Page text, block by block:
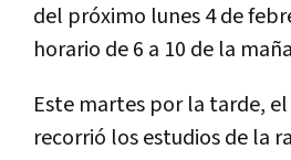
del próximo lunes 4 de
horario de 6 a 10 de la
Este martes por la tarde,
recorrió los estudios de la